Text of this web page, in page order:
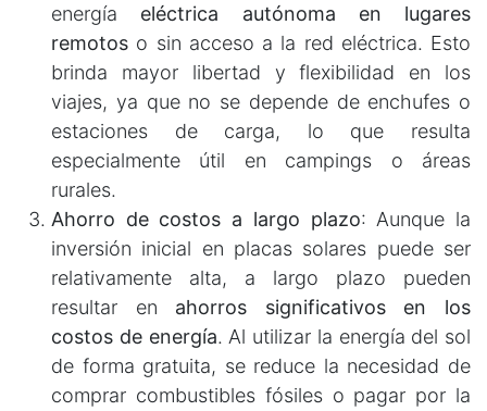
energía eléctrica autónoma en lugares
remotos o sin acceso a la red eléctrica. Esto
brinda mayor libertad y flexibilidad en los
viajes, ya que no se depende de enchufes o
estaciones de carga, lo que resulta
especialmente útil en campings o áreas
rurales.
Ahorro de costos a largo plazo: Aunque la
inversión inicial en placas solares puede ser
relativamente alta, a largo plazo pueden
resultar en ahorros significativos en los
costos de energía. Al utilizar la energía del sol
de forma gratuita, se reduce la necesidad de
comprar combustibles fósiles o pagar por la